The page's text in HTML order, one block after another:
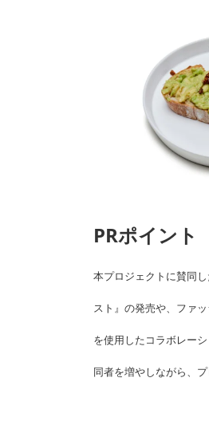
PRポイント
本プロジェクトに賛同
スト』の発売や、ファ
を使用したコラボレー
同者を増やしながら、